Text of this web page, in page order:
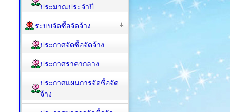
ประมาณประจำปี
ระบบจัดซื้อจัดจ้าง
ประกาศจัดซื้อจัดจ้าง
ประกาศราคากลาง
ประกาศแผนการจัดซื้อจัด
จ้าง